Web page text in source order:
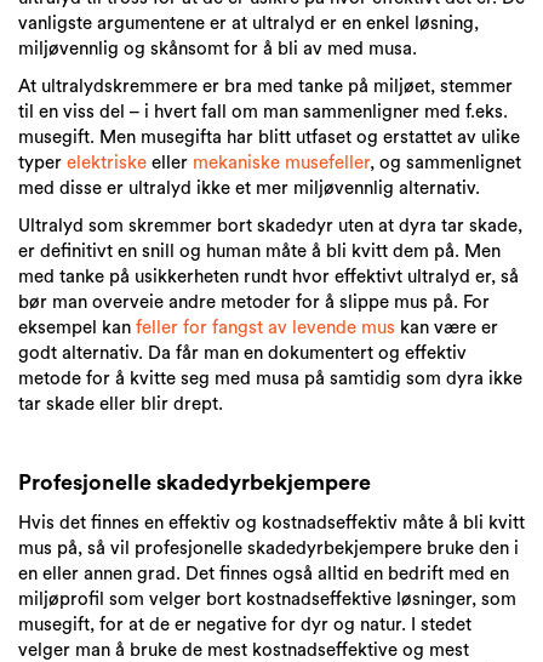
vanligste argumentene er at ultralyd er en enkel løsning,
miljøvennlig og skånsomt for å bli av med musa.
At ultralydskremmere er bra med tanke på miljøet, stemmer
til en viss del – i hvert fall om man sammenligner med f.eks.
musegift. Men musegifta har blitt utfaset og erstattet av ulike
typer elektriske eller mekaniske musefeller, og sammenlignet
med disse er ultralyd ikke et mer miljøvennlig alternativ.
Ultralyd som skremmer bort skadedyr uten at dyra tar skade,
er definitivt en snill og human måte å bli kvitt dem på. Men
med tanke på usikkerheten rundt hvor effektivt ultralyd er, så
bør man overveie andre metoder for å slippe mus på. For
eksempel kan feller for fangst av levende mus kan være er
godt alternativ. Da får man en dokumentert og effektiv
metode for å kvitte seg med musa på samtidig som dyra ikke
tar skade eller blir drept.
Profesjonelle skadedyrbekjempere
Hvis det finnes en effektiv og kostnadseffektiv måte å bli kvitt
mus på, så vil profesjonelle skadedyrbekjempere bruke den i
en eller annen grad. Det finnes også alltid en bedrift med en
miljøprofil som velger bort kostnadseffektive løsninger, som
musegift, for at de er negative for dyr og natur. I stedet
velger man å bruke de mest kostnadseffektive og mest